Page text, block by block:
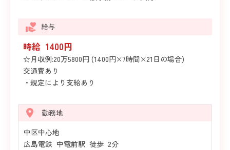
給与
時給 1400円
☆月収例:20万5800円 (1400円×7時間×21日の場合)
交通費あり
・規定により支給あり
勤務地
中区中心地
広島電鉄 中電前駅 徒歩 2分